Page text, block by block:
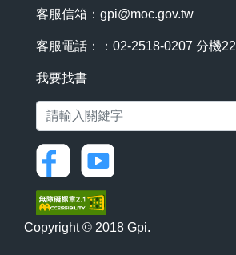
客服信箱： gpi@moc.gov.tw
客服電話：：02-2518-0207 分機22
我要找書
Copyright © 2018 Gpi.